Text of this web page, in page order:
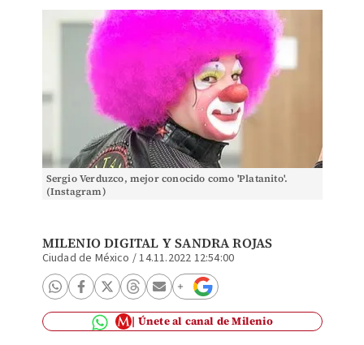
Sergio Verduzco, mejor conocido como 'Platanito'.
(Instagram)
MILENIO DIGITAL Y SANDRA ROJAS
Ciudad de México /14.11.2022 12:54:00
Únete al canal de Milenio